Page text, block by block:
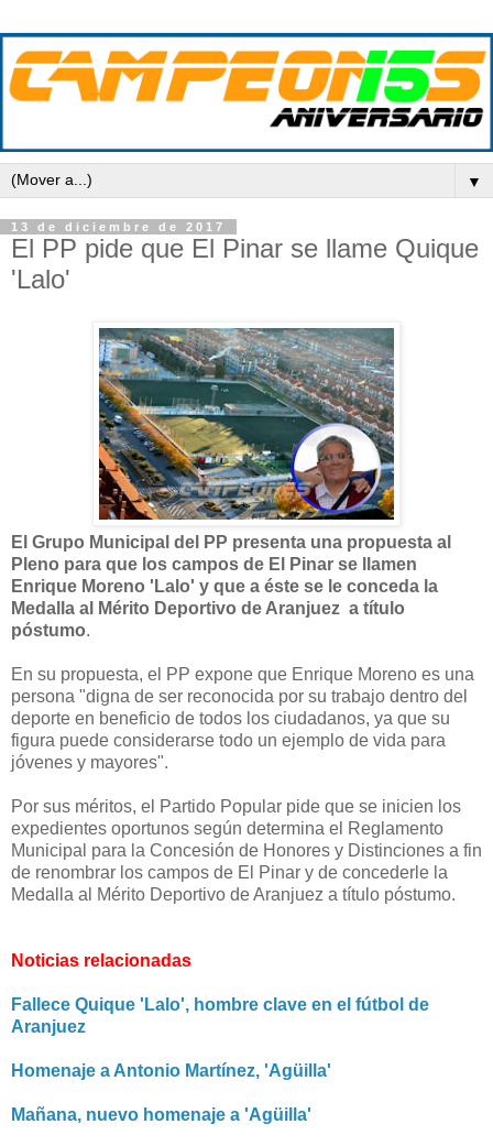
▼
13 de diciembre de 2017
El PP pide que El Pinar se llame Quique
'Lalo'
El Grupo Municipal del PP presenta una propuesta al
Pleno para que los campos de El Pinar se llamen
Enrique Moreno 'Lalo' y que a éste se le conceda la
Medalla al Mérito Deportivo de Aranjuez a título
póstumo.
En su propuesta, el PP expone que Enrique Moreno es una
persona "digna de ser reconocida por su trabajo dentro del
deporte en beneficio de todos los ciudadanos, ya que su
figura puede considerarse todo un ejemplo de vida para
jóvenes y mayores".
Por sus méritos, el Partido Popular pide que se inicien los
expedientes oportunos según determina el Reglamento
Municipal para la Concesión de Honores y Distinciones a fin
de renombrar los campos de El Pinar y de concederle la
Medalla al Mérito Deportivo de Aranjuez a título póstumo.
Noticias relacionadas
Fallece Quique 'Lalo', hombre clave en el fútbol de
Aranjuez
Homenaje a Antonio Martínez, 'Agüilla'
Mañana, nuevo homenaje a 'Agüilla'